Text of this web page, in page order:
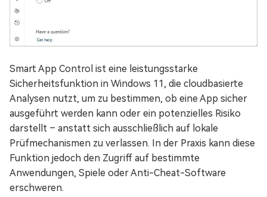
Smart App Control ist eine leistungsstarke
Sicherheitsfunktion in Windows 11, die cloudbasierte
Analysen nutzt, um zu bestimmen, ob eine App sicher
ausgeführt werden kann oder ein potenzielles Risiko
darstellt – anstatt sich ausschließlich auf lokale
Prüfmechanismen zu verlassen. In der Praxis kann diese
Funktion jedoch den Zugriff auf bestimmte
Anwendungen, Spiele oder Anti-Cheat-Software
erschweren.